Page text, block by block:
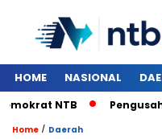
HOME NASIONAL
NTB Pengusaha
Home / Daerah